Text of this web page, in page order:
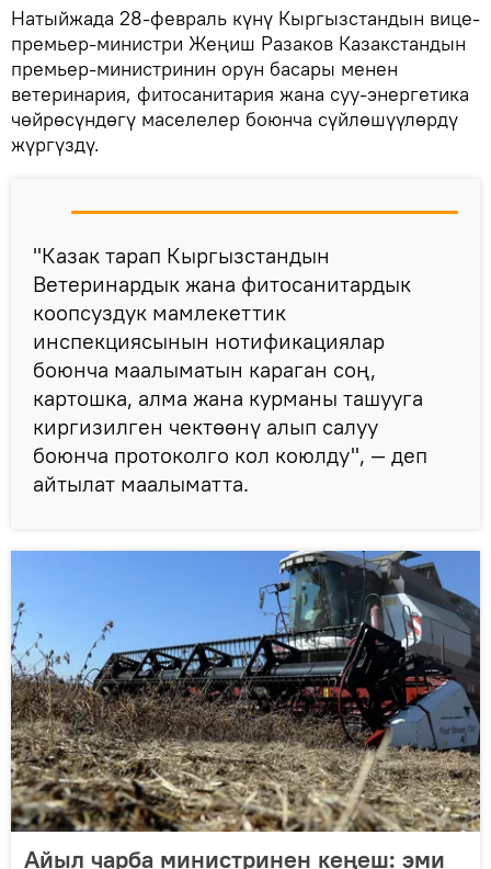
Натыйжада 28-февраль күнү Кыргызстандын вице-
премьер-министри Жеңиш Разаков Казакстандын
премьер-министринин орун басары менен
ветеринария, фитосанитария жана суу-энергетика
чөйрөсүндөгү маселелер боюнча сүйлөшүүлөрдү
жүргүздү.
"Казак тарап Кыргызстандын
Ветеринардык жана фитосанитардык
коопсуздук мамлекеттик
инспекциясынын нотификациялар
боюнча маалыматын караган соң,
картошка, алма жана курманы ташууга
киргизилген чектөөнү алып салуу
боюнча протоколго кол коюлду", — деп
айтылат маалыматта.
Айыл чарба министринен кеңеш: эми